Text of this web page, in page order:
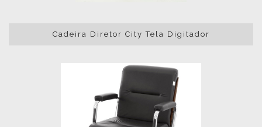
Cadeira Diretor City Tela Digitador